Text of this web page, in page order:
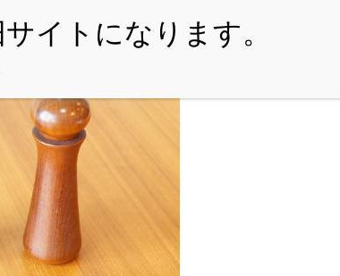
・HOME ・ITEM ・SHOPPING-GUIDE